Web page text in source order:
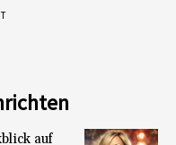
auf